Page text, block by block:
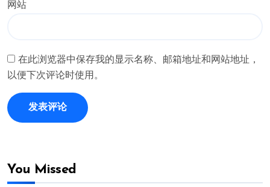
网站
在此浏览器中保存我的显示名称、邮箱地址和网站地址，
以便下次评论时使用。
You Missed